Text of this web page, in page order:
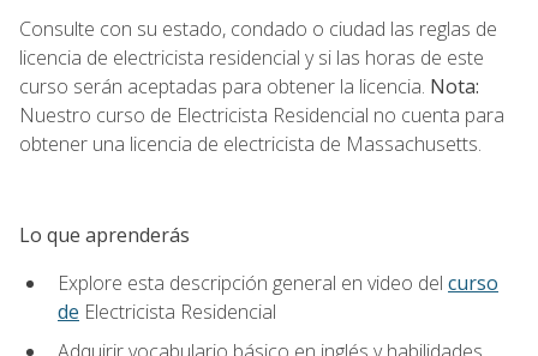
Consulte con su estado, condado o ciudad las reglas de
licencia de electricista residencial y si las horas de este
curso serán aceptadas para obtener la licencia. Nota:
Nuestro curso de Electricista Residencial no cuenta para
obtener una licencia de electricista de Massachusetts.
Lo que aprenderás
Explore esta descripción general en video del curso
de Electricista Residencial
Adquirir vocabulario básico en inglés y habilidades